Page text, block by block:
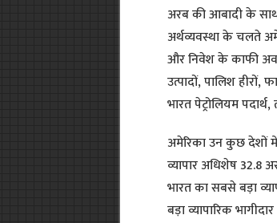
अरब की आबादी के साथ
अर्थव्यवस्था के चलते
और निवेश के काफी
उत्पादों, पालिश
भारत पेट्रोलियम
अमेरिका उन कुछ देशों
व्यापार अधिशेष 32.8
भारत का सबसे बड़ा
बड़ा व्यापारिक भागीदार